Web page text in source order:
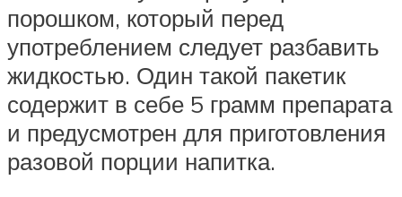
порошком, который перед
употреблением следует разбавить
жидкостью. Один такой пакетик
содержит в себе 5 грамм препарата
и предусмотрен для приготовления
разовой порции напитка.